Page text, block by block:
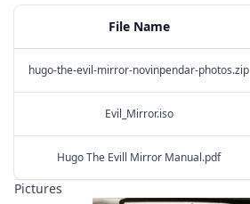
File Name
hugo-the-evil-mirror-novinpendar-photos.zip
Evil_Mirror.iso
Hugo The Evill Mirror Manual.pdf
Pictures